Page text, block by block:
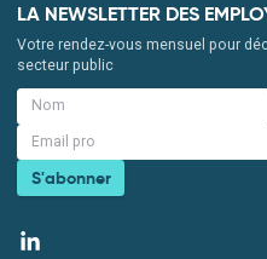
LA NEWSLETTER DES
Votre rendez-vous mensuel pour
secteur public
S'abonner